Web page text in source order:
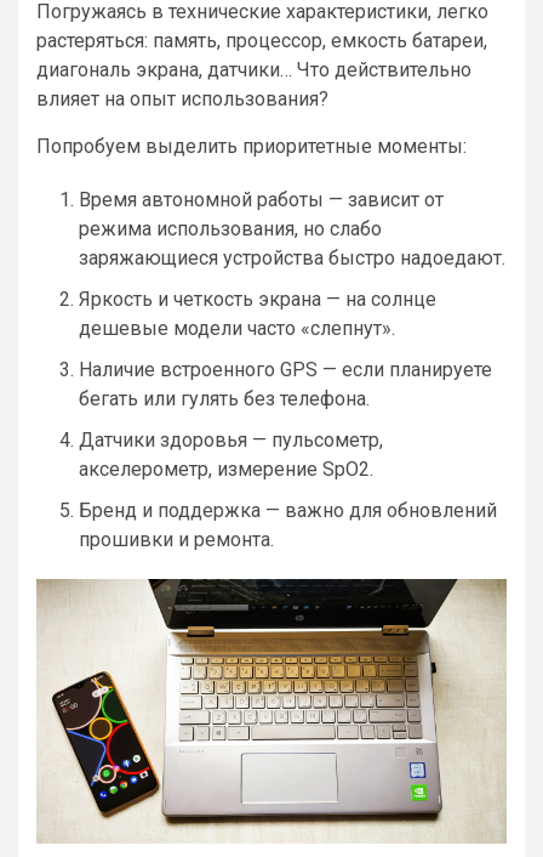
Погружаясь в технические характеристики, легко
растеряться: память, процессор, емкость батареи,
диагональ экрана, датчики… Что действительно
влияет на опыт использования?
Попробуем выделить приоритетные моменты:
Время автономной работы — зависит от
режима использования, но слабо
заряжающиеся устройства быстро надоедают.
Яркость и четкость экрана — на солнце
дешевые модели часто «слепнут».
Наличие встроенного GPS — если планируете
бегать или гулять без телефона.
Датчики здоровья — пульсометр,
акселерометр, измерение SpO2.
Бренд и поддержка — важно для обновлений
прошивки и ремонта.